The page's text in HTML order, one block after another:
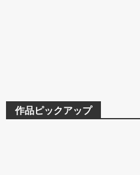
作品ピックアップ